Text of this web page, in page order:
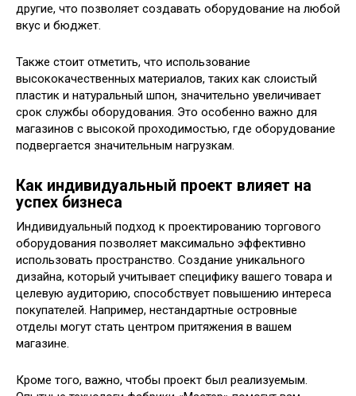
другие, что позволяет создавать оборудование на любой
вкус и бюджет.
Также стоит отметить, что использование
высококачественных материалов, таких как слоистый
пластик и натуральный шпон, значительно увеличивает
срок службы оборудования. Это особенно важно для
магазинов с высокой проходимостью, где оборудование
подвергается значительным нагрузкам.
Как индивидуальный проект влияет на
успех бизнеса
Индивидуальный подход к проектированию торгового
оборудования позволяет максимально эффективно
использовать пространство. Создание уникального
дизайна, который учитывает специфику вашего товара и
целевую аудиторию, способствует повышению интереса
покупателей. Например, нестандартные островные
отделы могут стать центром притяжения в вашем
магазине.
Кроме того, важно, чтобы проект был реализуемым.